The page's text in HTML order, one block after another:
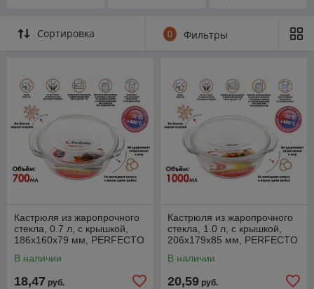
Сортировка 0 Фильтры
Кастрюля из жаропрочного
стекла, 0.7 л, с крышкой,
186х160х79 мм, PERFECTO
В наличии
18,47 руб.
Кастрюля из жаропрочного
стекла, 1.0 л, с крышкой,
206х179х85 мм, PERFECTO
В наличии
20,59 руб.